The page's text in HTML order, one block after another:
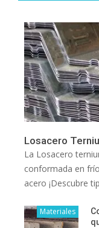
Losacero
La Losacero
conformada en
acero ¡Descubre
Materiales